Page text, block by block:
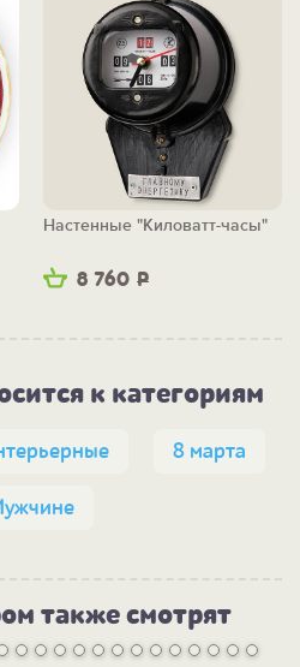
8 760 Р
Настенные "Киловатт-часы"
к категориям
8 марта
также смотрят